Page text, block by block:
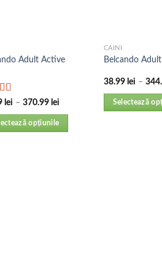
Adult Active
la
lei – 370.99 lei
opțiunile
CAINI
Belcando
38.99 lei –
Selectează